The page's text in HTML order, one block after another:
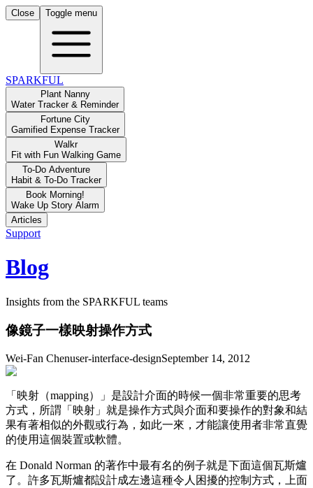
Close Toggle menu
SPARKFUL
Plant Nanny
Water Tracker & Reminder
Fortune City
Gamified Expense Tracker
Walkr
Fit with Fun Walking Game
To-Do Adventure
Habit & To-Do Tracker
Book Morning!
Wake Up Story Alarm
Articles
Support
Blog
Insights from the SPARKFUL teams
像鏡子一樣映射操作方式
Wei-Fan Chenuser-interface-designSeptember 14, 2012
「映射（mapping）」是設計介面的時候一個非常重要的思考
方式，所謂「映射」就是操作方式與介面和要操作的對象和結
果有著相似的外觀或行為，如此一來，才能讓使用者非常直覺
的使用這個裝置或軟體。
在 Donald Norman 的著作中最有名的例子就是下面這個瓦斯爐
了。許多瓦斯爐都設計成左邊這種令人困擾的控制方式，上面